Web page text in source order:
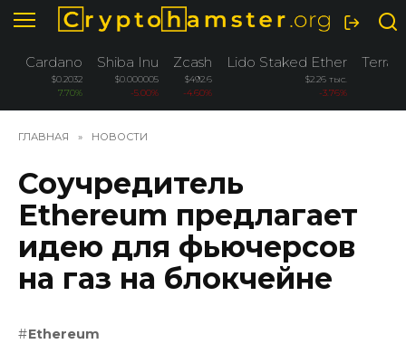
Перейти
содержанию
Cardano
$0.2032
7.70%
Shiba Inu
$0.000005
-5.00%
Zcash
$492.6
-4.60%
Lido Staked Ether
$2.26 тыс.
-3.76%
Terra
ГЛАВНАЯ » НОВОСТИ
Соучредитель
Ethereum предлагает
идею для фьючерсов
на газ на блокчейне
Ethereum